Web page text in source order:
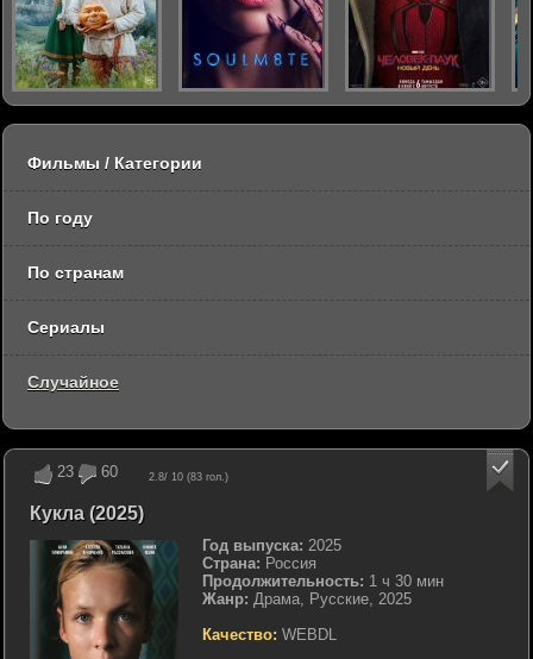
23 60 2.8/ 10 (83 гол.)
Кукла (2025)
Год выпуска: 2025
Страна: Россия
Продолжительность: 1 ч 30 мин
Жанр: Драма, Русские, 2025
Качество: WEBDL
Фильмы / Категории
По году
По странам
Сериалы
Случайное